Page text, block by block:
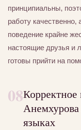
принципиальны,
работу качественно,
поведение крайне
настоящие друзья и
готовы прийти на
08
языках